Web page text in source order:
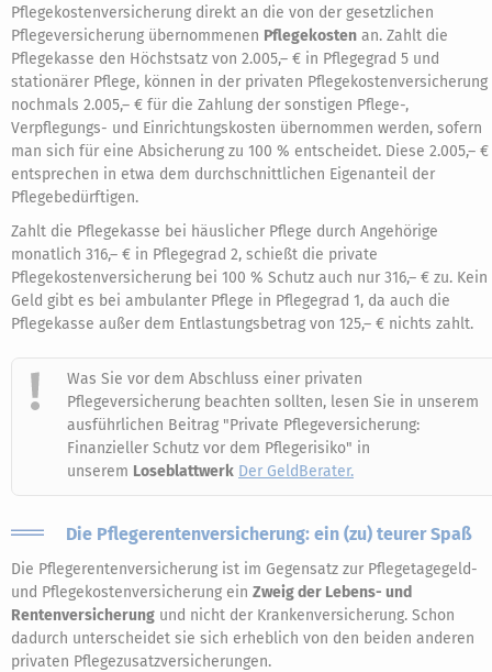
Pflegekostenversicherung direkt an die von der gesetzlichen
Pflegeversicherung übernommenen Pflegekosten an. Zahlt die
Pflegekasse den Höchstsatz von 2.005,– € in Pflegegrad 5 und
stationärer Pflege, können in der privaten Pflegekostenversicherung
nochmals 2.005,– € für die Zahlung der sonstigen Pflege-,
Verpflegungs- und Einrichtungskosten übernommen werden, sofern
man sich für eine Absicherung zu 100 % entscheidet. Diese 2.005,– €
entsprechen in etwa dem durchschnittlichen Eigenanteil der
Pflegebedürftigen.
Zahlt die Pflegekasse bei häuslicher Pflege durch Angehörige
monatlich 316,– € in Pflegegrad 2, schießt die private
Pflegekostenversicherung bei 100 % Schutz auch nur 316,– € zu. Kein
Geld gibt es bei ambulanter Pflege in Pflegegrad 1, da auch die
Pflegekasse außer dem Entlastungsbetrag von 125,– € nichts zahlt.
Was Sie vor dem Abschluss einer privaten
Pflegeversicherung beachten sollten, lesen Sie in unserem
ausführlichen Beitrag "Private Pflegeversicherung:
Finanzieller Schutz vor dem Pflegerisiko" in
unserem Loseblattwerk Der GeldBerater.
Die Pflegerentenversicherung: ein (zu) teurer Spaß
Die Pflegerentenversicherung ist im Gegensatz zur Pflegetagegeld-
und Pflegekostenversicherung ein Zweig der Lebens- und
Rentenversicherung und nicht der Krankenversicherung. Schon
dadurch unterscheidet sie sich erheblich von den beiden anderen
privaten Pflegezusatzversicherungen.